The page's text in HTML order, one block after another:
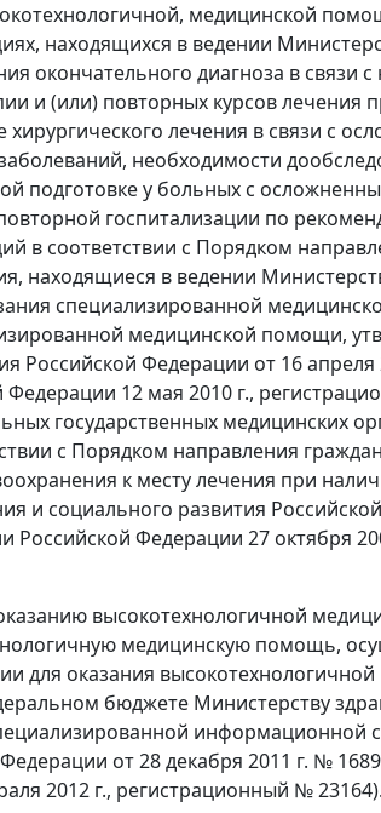
медицинской
находящихся в ведении
окончательного диагноза в связи
и (или) повторных курсов лечения
лечения в связи с
необходимости
подготовке у больных с
госпитализации по
в соответствии с Порядком
находящиеся в ведении
специализированной
медицинской помощи,
Российской Федерации от 16 апреля
12 мая 2010 г.,
государственных медицинских
с Порядком направления
к месту лечения при
и социального развития
Федерации 27 октября
высокотехнологичной
медицинскую помощь,
для оказания
бюджете Министерству
информационной
от 28 декабря 2011 г. №
2012 г., регистрационный № 23164).